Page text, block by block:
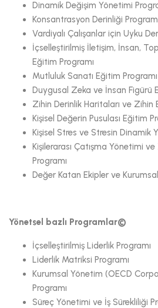
Dinamik Değişim Yönetimi
Konsantrasyon Derinliği
Vardiyalı Çalışanlar için Uyku
İçselleştirilmiş İletişim, İnsan,
Eğitim Programı
Mutluluk Sanatı Eğitim Programı
Duygusal Zeka ve İnsan Figürü
Zihin Derinlik Haritaları ve Zihin
Kişisel Değerin Pusulası Eğitim
Kişisel Stres ve Stresin Dinamik
Kişilerarası Çatışma Yönetimi
Programı
Değer Katan Ekipler ve
Yönetsel bazlı Programlar©
İçselleştirilmiş Liderlik Programı
Liderlik Matriksi Programı
Kurumsal Yönetim (OECD
Programı
Süreç Yönetimi ve İş Sürekliliği